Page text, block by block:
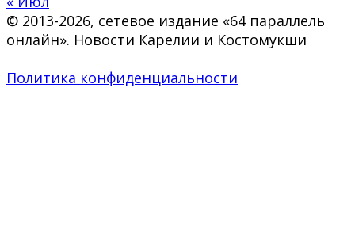
© 2013-2026, сетевое издание «64 параллель
онлайн». Новости Карелии и Костомукши
Политика конфиденциальности